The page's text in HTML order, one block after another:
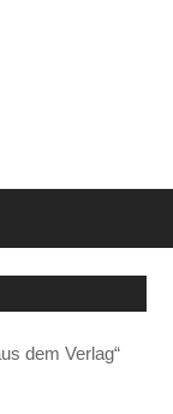
dem Verlag“